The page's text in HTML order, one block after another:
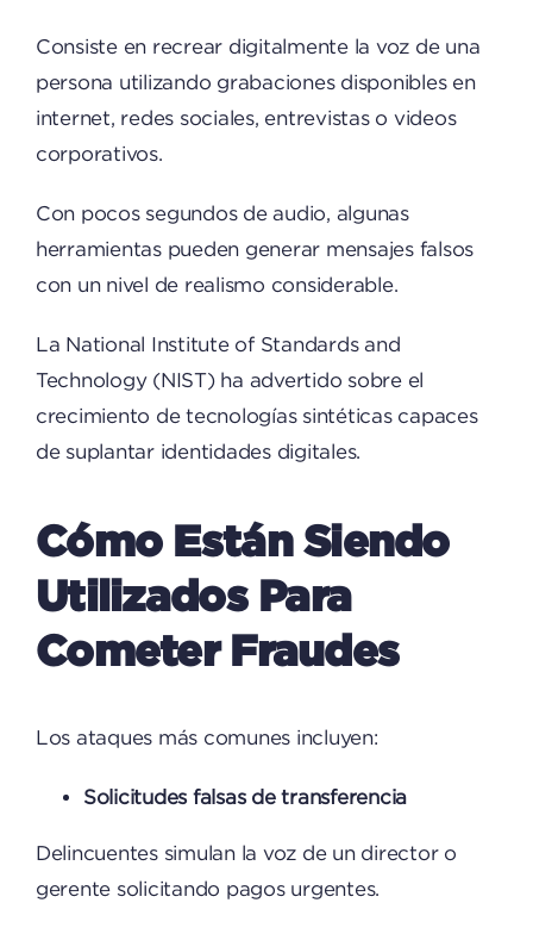
Consiste en recrear digitalmente la voz de una
persona utilizando grabaciones disponibles en
internet, redes sociales, entrevistas o videos
corporativos.
Con pocos segundos de audio, algunas
herramientas pueden generar mensajes falsos
con un nivel de realismo considerable.
La National Institute of Standards and
Technology (NIST) ha advertido sobre el
crecimiento de tecnologías sintéticas capaces
de suplantar identidades digitales.
Cómo Están Siendo
Utilizados Para
Cometer Fraudes
Los ataques más comunes incluyen:
Solicitudes falsas de transferencia
Delincuentes simulan la voz de un director o
gerente solicitando pagos urgentes.